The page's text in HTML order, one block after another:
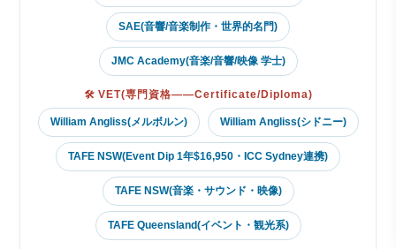
SAE(音響/音楽制作・世界的名門)
JMC Academy(音楽/音響/映像 学士)
🛠 VET(専門資格——Certificate/Diploma)
William Angliss(メルボルン) William Angliss(シドニー)
TAFE NSW(Event Dip 1年$16,950・ICC Sydney連携)
TAFE NSW(音楽・サウンド・映像)
TAFE Queensland(イベント・観光系)